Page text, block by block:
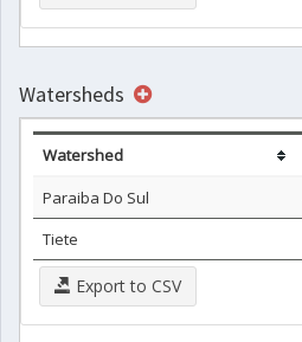
Watersheds
Watershed
Paraiba Do Sul
Tiete
Export to CSV